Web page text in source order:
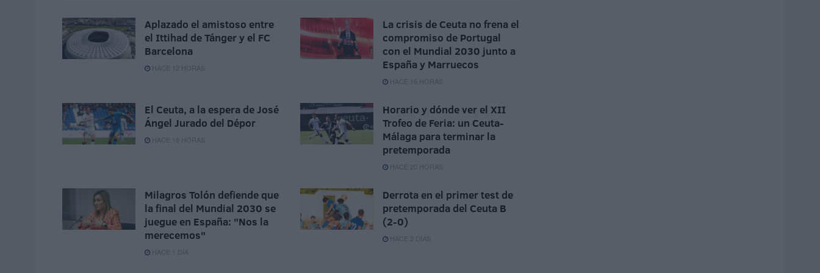
Aplazado el amistoso entre
el Ittihad de Tánger y el FC
Barcelona
HACE 12 HORAS
La crisis de Ceuta no frena el
compromiso de Portugal
con el Mundial 2030 junto a
España y Marruecos
HACE 16 HORAS
El Ceuta, a la espera de José
Ángel Jurado del Dépor
HACE 18 HORAS
Horario y dónde ver el XII
Trofeo de Feria: un Ceuta-
Málaga para terminar la
pretemporada
HACE 20 HORAS
Milagros Tolón defiende que
la final del Mundial 2030 se
juegue en España: "Nos la
merecemos"
HACE 1 DÍA
Derrota en el primer test de
pretemporada del Ceuta B
(2-0)
HACE 2 DÍAS